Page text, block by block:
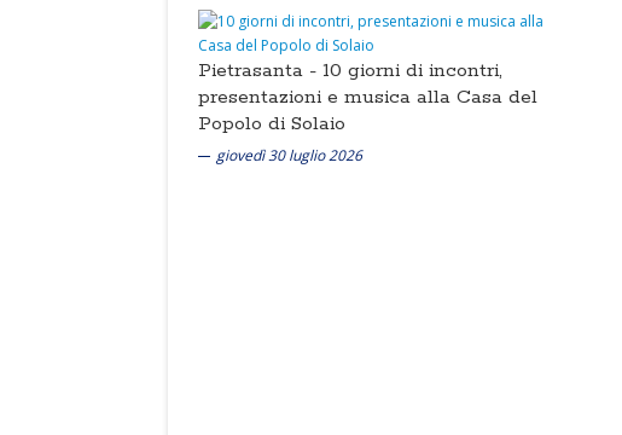
Pietrasanta - 10 giorni di incontri,
presentazioni e musica alla Casa del
Popolo di Solaio
giovedì 30 luglio 2026